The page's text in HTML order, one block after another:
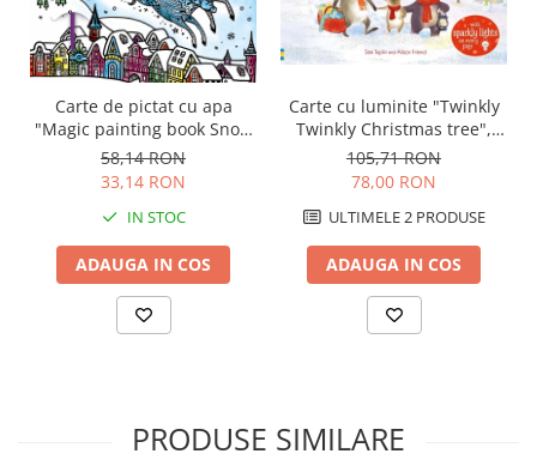
Carte de pictat cu apa
"Magic painting book Snow
Queen", Usborne
58,14 RON
33,14 RON
IN STOC
ADAUGA IN COS
Carte cu luminite "Twinkly
Twinkly Christmas tree",
Usborne
105,71 RON
78,00 RON
ULTIMELE 2 PRODUSE
ADAUGA IN COS
PRODUSE SIMILARE